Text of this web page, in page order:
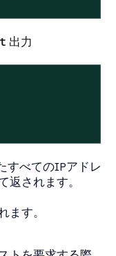
出力
すべてのIPアドレ
返されます。
ます。